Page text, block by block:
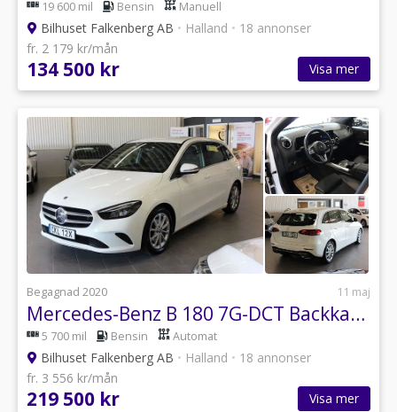
19 600 mil Bensin Manuell
Bilhuset Falkenberg AB • Halland • 18 annonser
fr. 2 179 kr/mån
134 500 kr Visa mer
Begagnad 2020 11 maj
Mercedes-Benz B 180 7G-DCT Backkamera Widescreen Navi
5 700 mil Bensin Automat
Bilhuset Falkenberg AB • Halland • 18 annonser
fr. 3 556 kr/mån
219 500 kr Visa mer